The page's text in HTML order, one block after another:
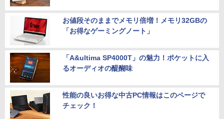
お値段そのままでメモリ倍増！メモリ32GBの
「お得なゲーミングノート」
「A&ultima SP4000T」の魅力！ポケットに入
るオーディオの醍醐味
性能の良いお得な中古PC情報はこのページで
チェック！